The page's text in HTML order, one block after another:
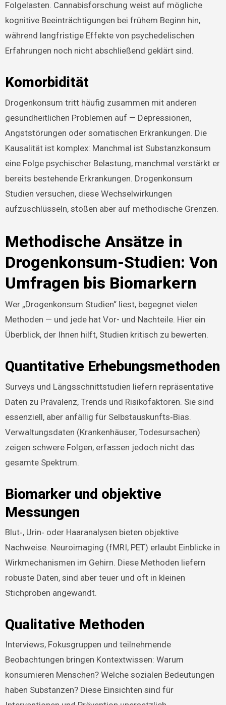
Folgelasten. Cannabisforschung weist auf mögliche
kognitive Beeinträchtigungen bei frühem Beginn hin,
während langfristige Effekte von psychedelischen
Erfahrungen noch nicht abschließend geklärt sind.
Komorbidität
Drogenkonsum tritt häufig zusammen mit anderen
gesundheitlichen Problemen auf — Depressionen,
Angststörungen oder somatischen Erkrankungen. Die
Kausalität ist komplex: Manchmal ist Substanzkonsum
eine Folge psychischer Belastung, manchmal verstärkt er
bereits bestehende Erkrankungen. Drogenkonsum
Studien versuchen, diese Wechselwirkungen
aufzuschlüsseln, stoßen aber auf methodische Grenzen.
Methodische Ansätze in
Drogenkonsum-Studien: Von
Umfragen bis Biomarkern
Wer „Drogenkonsum Studien“ liest, begegnet vielen
Methoden — und jede hat Vor- und Nachteile. Hier ein
Überblick, der Ihnen hilft, Studien kritisch zu bewerten.
Quantitative Erhebungsmethoden
Surveys und Längsschnittstudien liefern repräsentative
Daten zu Prävalenz, Trends und Risikofaktoren. Sie sind
essenziell, aber anfällig für Selbstauskunfts‑Bias.
Verwaltungsdaten (Krankenhäuser, Todesursachen)
zeigen schwere Folgen, erfassen jedoch nicht das
gesamte Spektrum.
Biomarker und objektive
Messungen
Blut‑, Urin‑ oder Haaranalysen bieten objektive
Nachweise. Neuroimaging (fMRI, PET) erlaubt Einblicke in
Wirkmechanismen im Gehirn. Diese Methoden liefern
robuste Daten, sind aber teuer und oft in kleinen
Stichproben angewandt.
Qualitative Methoden
Interviews, Fokusgruppen und teilnehmende
Beobachtungen bringen Kontextwissen: Warum
konsumieren Menschen? Welche sozialen Bedeutungen
haben Substanzen? Diese Einsichten sind für